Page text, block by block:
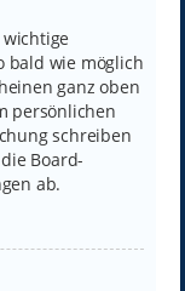
bald wie möglich
ganz oben
persönlichen
schreiben
Board-
ab.